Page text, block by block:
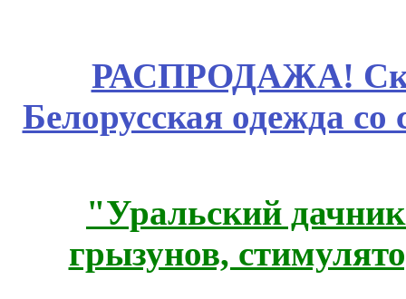
РАСПРОДАЖА!
Белорусская одежда
"Уральский
грызунов,